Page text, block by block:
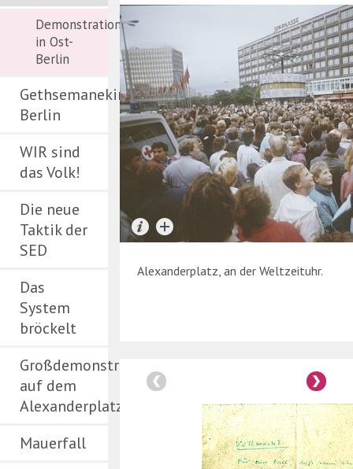
Demonstrationen
in Ost-
Berlin
Gethsemanekirche
Berlin
WIR sind
das Volk!
Die neue
Taktik der
SED
Das
System
bröckelt
Großdemonstration
auf dem
Alexanderplatz
Mauerfall
Alexanderplatz, an der Weltzeituhr.